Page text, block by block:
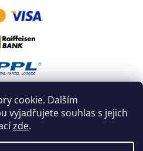
cookie. Dalším
vyjadřujete souhlas s jejich
zde.